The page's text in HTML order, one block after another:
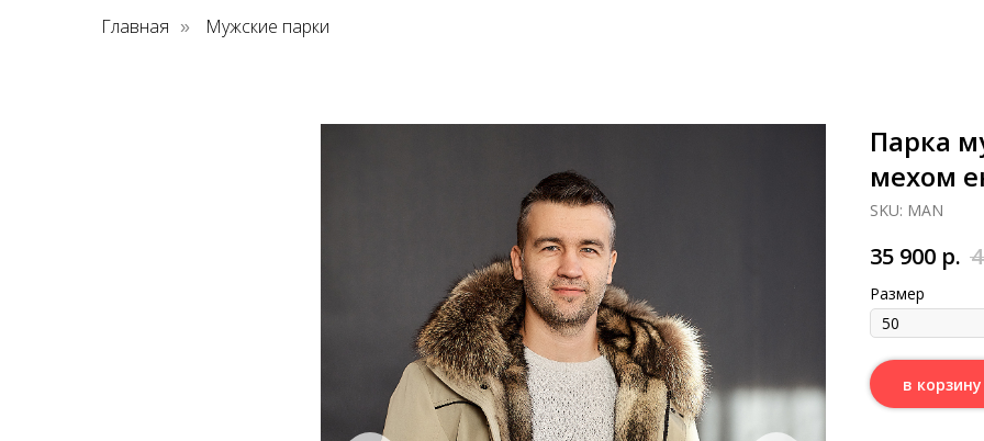
Главная » Мужские парки
Парка
мехом
SKU: MAN
35 900 р.
Размер
в корзину